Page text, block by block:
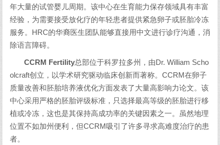
年大量的试管婴儿周期。该中心在生育能力保存领域具有丰富
经验，为需要接受放化疗的年轻患者提供紧急卵子或胚胎冷冻
服务。HRC的华裔医生团队能够直接用中文进行诊疗沟通，消
除语言障碍。
CCRM Fertility总部位于科罗拉多州，由Dr. William Scho
olcraft创立，以学术研究驱动临床创新而著称。CCRM在卵子
质量改善和胚胎培养液优化方面发表了大量高影响力论文。该
中心采用严格的胚胎评级标准，只选择最高等级的胚胎进行移
植或冷冻，这也是其保持高成功率的关键因素之一。虽然地理
位置不如加州便利，但CCRM吸引了许多寻求高难度治疗的患
者。